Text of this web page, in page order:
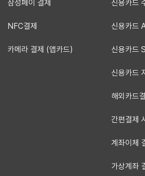
삼성페이 결제
NFC결제
카메라 결제 (앱카드)
신용카드
신용카드
신용카드
신용카드
해외카드
간편결제
계좌이체
가상계좌